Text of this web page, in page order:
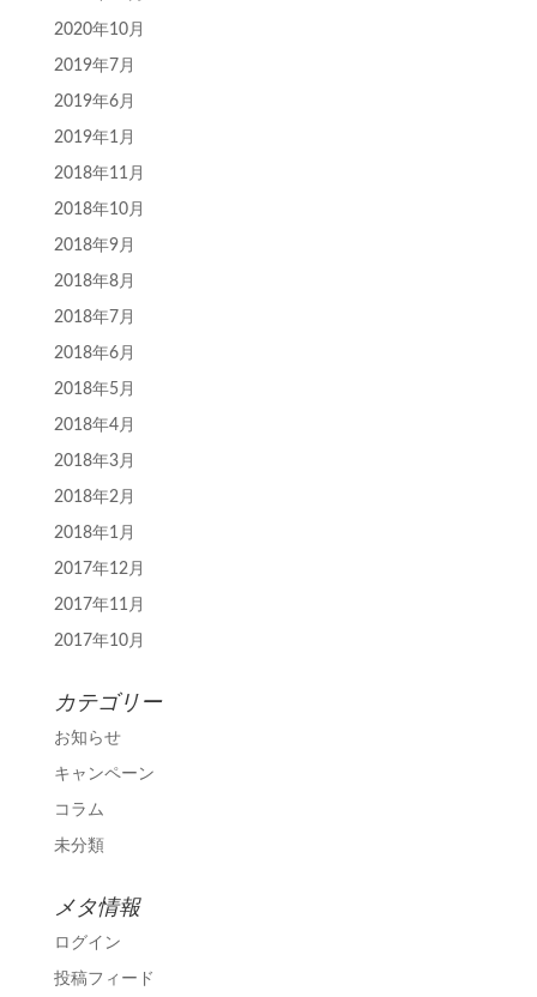
2020年10月
2019年7月
2019年6月
2019年1月
2018年11月
2018年10月
2018年9月
2018年8月
2018年7月
2018年6月
2018年5月
2018年4月
2018年3月
2018年2月
2018年1月
2017年12月
2017年11月
2017年10月
カテゴリー
お知らせ
キャンペーン
コラム
未分類
メタ情報
ログイン
投稿フィード